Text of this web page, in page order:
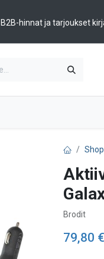
B2B-hinnat ja tarjoukset
Shop
Brodit
79,80 €